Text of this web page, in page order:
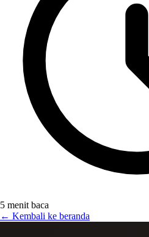
5 menit baca
← Kembali ke beranda